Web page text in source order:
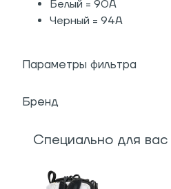
Белый = 90A
Черный = 94A
Параметры фильтра
Бренд
Специально для вас